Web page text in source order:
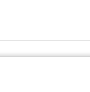
band tussen Tozzi
blokken die de
door de